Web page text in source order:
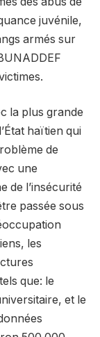
juvénile,
armés sur
la plus grande
haïtien qui
de
une
de l’insécurité
passée sous
les
que: le
et le